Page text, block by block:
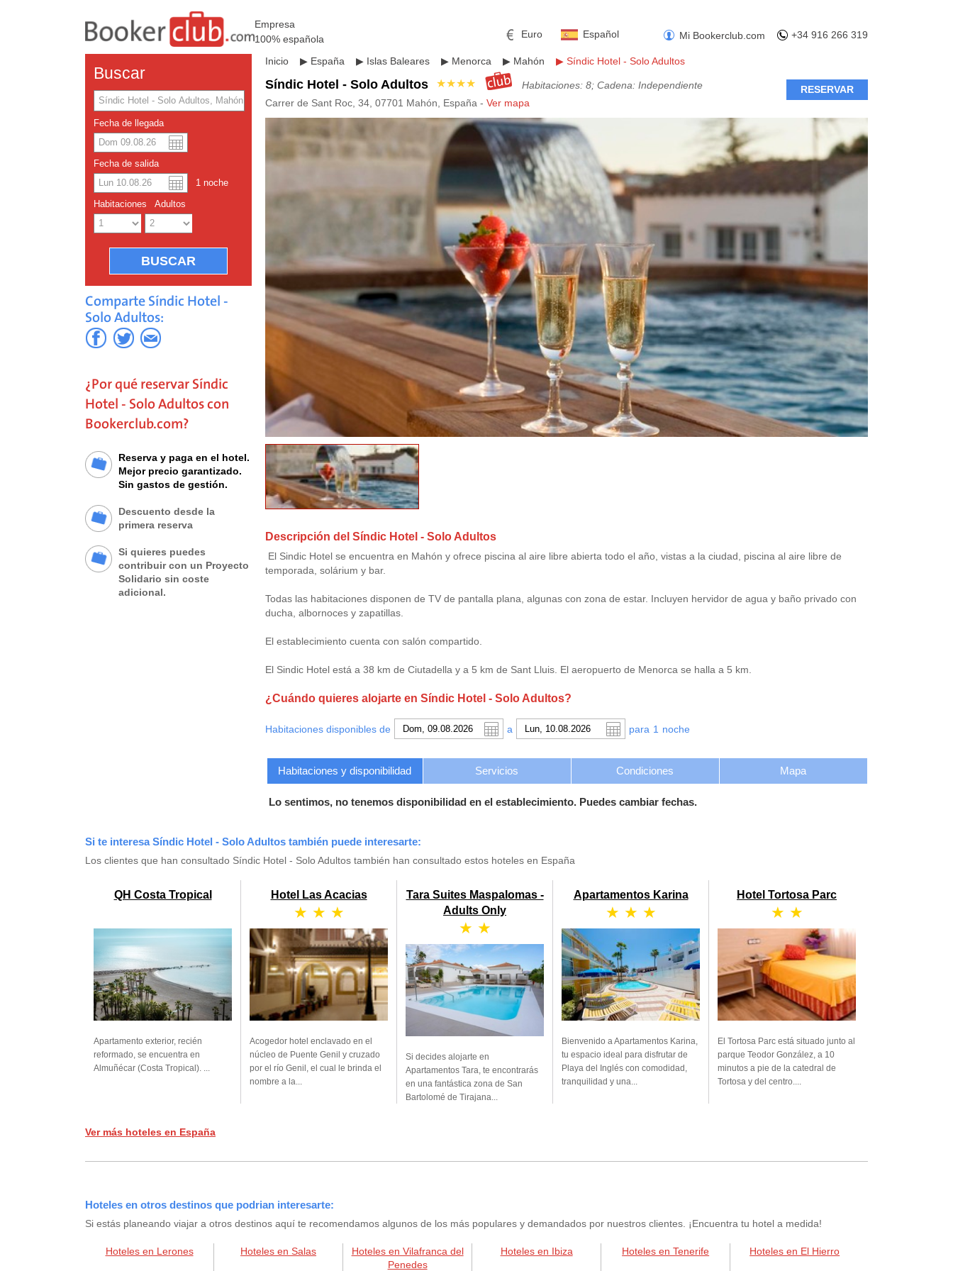
Empresa
100% española
+34 916 266 319
Mi Bookerclub.com
Español
English
Euro
Dolar americano Libra esterlina Rublo ruso
Yuan chino Yen japonés Peso mexicano
Buscar
Fecha de llegada
Fecha de salida
1 noche
Habitaciones Adultos
Comparte Síndic Hotel -
Solo Adultos:
¿Por qué reservar Síndic
Hotel - Solo Adultos con
Bookerclub.com?
Reserva y paga en el hotel.
Mejor precio garantizado.
Sin gastos de gestión.
Descuento desde la
primera reserva
Si quieres puedes
contribuir con un Proyecto
Solidario sin coste
adicional.
Inicio ▶ España ▶ Islas Baleares ▶ Menorca ▶ Mahón ▶ Síndic Hotel - Solo Adultos
Síndic Hotel - Solo Adultos ★★★★
Habitaciones: 8; Cadena: Independiente
Carrer de Sant Roc, 34, 07701 Mahón, España - Ver mapa
RESERVAR
Descripción del Síndic Hotel - Solo Adultos
El Sindic Hotel se encuentra en Mahón y ofrece piscina al aire libre abierta todo el año, vistas a la ciudad, piscina al aire libre de
temporada, solárium y bar.
Todas las habitaciones disponen de TV de pantalla plana, algunas con zona de estar. Incluyen hervidor de agua y baño privado con
ducha, albornoces y zapatillas.
El establecimiento cuenta con salón compartido.
El Sindic Hotel está a 38 km de Ciutadella y a 5 km de Sant Lluis. El aeropuerto de Menorca se halla a 5 km.
¿Cuándo quieres alojarte en Síndic Hotel - Solo Adultos?
Habitaciones disponibles de a para 1 noche
Habitaciones y disponibilidad Servicios Condiciones Mapa
Lo sentimos, no tenemos disponibilidad en el establecimiento. Puedes cambiar fechas.
Si te interesa Síndic Hotel - Solo Adultos también puede interesarte:
Los clientes que han consultado Síndic Hotel - Solo Adultos también han consultado estos hoteles en España
QH Costa Tropical
Apartamento exterior, recién
reformado, se encuentra en
Almuñécar (Costa Tropical). ...
Hotel Las Acacias
★ ★ ★
Acogedor hotel enclavado en el
núcleo de Puente Genil y cruzado
por el río Genil, el cual le brinda el
nombre a la...
Tara Suites Maspalomas -
Adults Only
★ ★
Si decides alojarte en
Apartamentos Tara, te encontrarás
en una fantástica zona de San
Bartolomé de Tirajana...
Apartamentos Karina
★ ★ ★
Bienvenido a Apartamentos Karina,
tu espacio ideal para disfrutar de
Playa del Inglés con comodidad,
tranquilidad y una...
Hotel Tortosa Parc
★ ★
El Tortosa Parc está situado junto al
parque Teodor González, a 10
minutos a pie de la catedral de
Tortosa y del centro....
Ver más hoteles en España
Hoteles en otros destinos que podrian interesarte:
Si estás planeando viajar a otros destinos aquí te recomendamos algunos de los más populares y demandados por nuestros clientes. ¡Encuentra tu hotel a medida!
Hoteles en Lerones Hoteles en Salas
Hoteles en Vilafranca del
Penedes
Hoteles en Ibiza Hoteles en Tenerife Hoteles en El Hierro